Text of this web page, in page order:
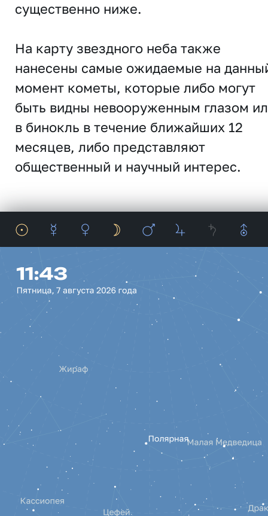
существенно ниже.
На карту звездного неба также
нанесены самые ожидаемые на
момент кометы, которые либо могут
быть видны невооруженным глазом
в бинокль в течение ближайших 12
месяцев, либо представляют
общественный и научный интерес.